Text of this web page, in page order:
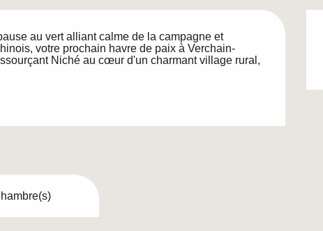
au vert alliant calme de la campagne et
votre prochain havre de paix à Verchain-
Niché au cœur d'un charmant village rural,